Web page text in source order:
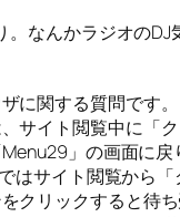
なんかラジオのDJ
に関する質問です
サイト閲覧中に「ク
」の画面に戻
はサイト閲覧から「
クリックすると待